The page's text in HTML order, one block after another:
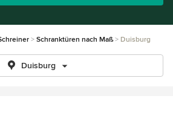
Schranktüren nach Maß Duisburg
Duisburg